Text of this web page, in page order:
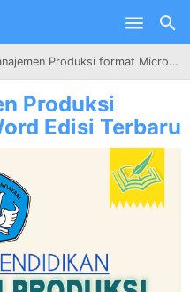
content
Produksi format Microsoft Word Edisi Terbaru
Produksi
Edisi Terbaru